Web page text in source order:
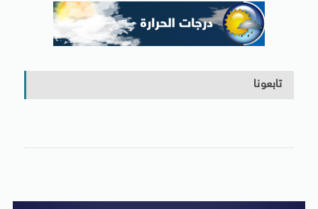
تابعونا